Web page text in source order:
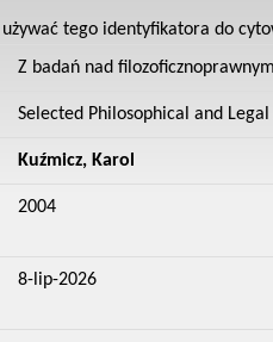
używać tego identyfikatora do
Z badań nad
Selected Philosophical and
Kuźmicz, Karol
2004
8-lip-2026